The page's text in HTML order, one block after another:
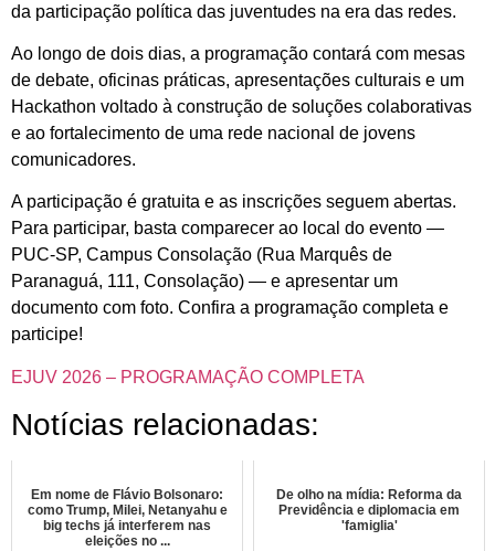
da participação política das juventudes na era das redes.
Ao longo de dois dias, a programação contará com mesas
de debate, oficinas práticas, apresentações culturais e um
Hackathon voltado à construção de soluções colaborativas
e ao fortalecimento de uma rede nacional de jovens
comunicadores.
A participação é gratuita e as inscrições seguem abertas.
Para participar, basta comparecer ao local do evento —
PUC-SP, Campus Consolação (Rua Marquês de
Paranaguá, 111, Consolação) — e apresentar um
documento com foto. Confira a programação completa e
participe!
EJUV 2026 – PROGRAMAÇÃO COMPLETA
Notícias relacionadas:
Em nome de Flávio Bolsonaro:
como Trump, Milei, Netanyahu e
big techs já interferem nas
eleições no ...
De olho na mídia: Reforma da
Previdência e diplomacia em
'famiglia'